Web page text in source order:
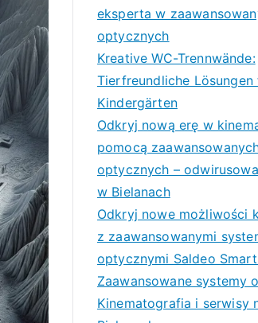
eksperta w
optycznych
Kreative WC-Trennwände:
Tierfreundliche Lösungen
Kindergärten
Odkryj nową erę w
pomocą
optycznych –
w Bielanach
Odkryj nowe możliwości
z zaawansowanymi
optycznymi Saldeo
Zaawansowane systemy
Kinematografia i serwisy